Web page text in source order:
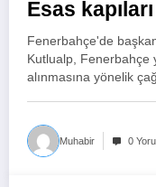
Esas
Fenerbahçe'de
Kutlualp, Fenerbahçe
alınmasına yönelik
Muhabir 0